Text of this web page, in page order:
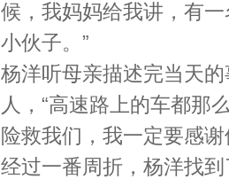
候，我妈妈给我讲，有
小伙子。”
杨洋听母亲描述完当天
人，“高速路上的车都那
险救我们，我一定要感谢
经过一番周折，杨洋找